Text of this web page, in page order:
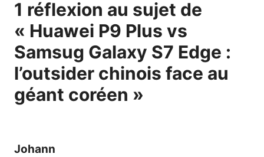
1 réflexion au sujet de
« Huawei P9 Plus vs
Samsug Galaxy S7 Edge :
l’outsider chinois face au
géant coréen »
Johann